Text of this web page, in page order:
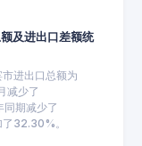
及进出口差额统
进出口总额为
减少了
期减少了
32.30%。